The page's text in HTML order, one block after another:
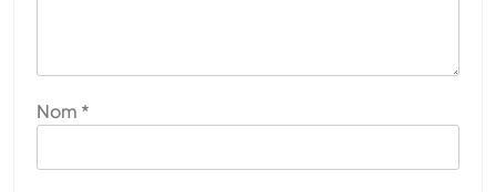
Nom *